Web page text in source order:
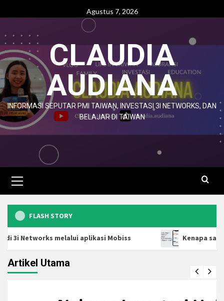
Agustus 7, 2026
CLAUDIA
AUDIANA
INFORMASI SEPUTAR PMI TAIWAN, INVESTASI 3I NETWORKS, DAN
BELAJAR DI TAIWAN
FLASH STORY
melalui aplikasi Mobiss Kenapa saya
Artikel Utama